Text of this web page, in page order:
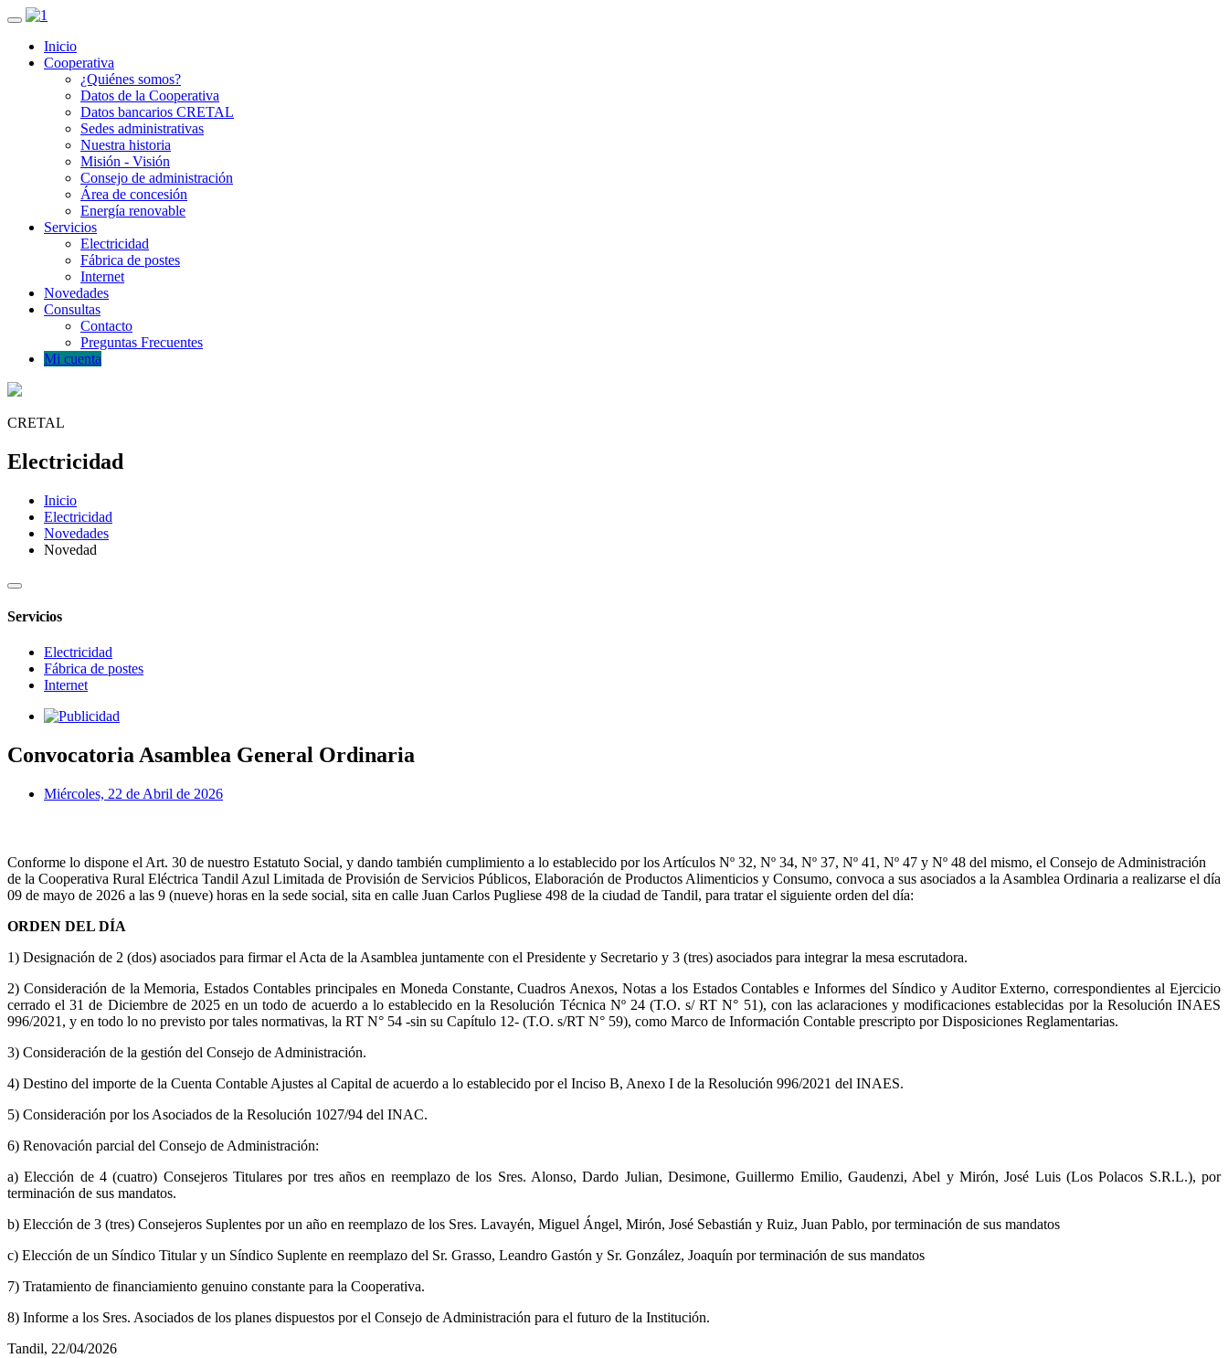
Inicio
Cooperativa
¿Quiénes somos?
Datos de la Cooperativa
Datos bancarios CRETAL
Sedes administrativas
Nuestra historia
Misión - Visión
Consejo de administración
Área de concesión
Energía renovable
Servicios
Electricidad
Fábrica de postes
Internet
Novedades
Consultas
Contacto
Preguntas Frecuentes
Mi cuenta
CRETAL
Electricidad
Inicio
Electricidad
Novedades
Novedad
Servicios
Electricidad
Fábrica de postes
Internet
Convocatoria Asamblea General Ordinaria
Miércoles, 22 de Abril de 2026
Conforme lo dispone el Art. 30 de nuestro Estatuto Social, y dando también cumplimiento a lo establecido por los Artículos Nº 32, Nº 34, Nº 37, Nº 41, Nº 47 y Nº 48 del mismo, el Consejo de Administración
de la Cooperativa Rural Eléctrica Tandil Azul Limitada de Provisión de Servicios Públicos, Elaboración de Productos Alimenticios y Consumo, convoca a sus asociados a la Asamblea Ordinaria a realizarse el día
09 de mayo de 2026 a las 9 (nueve) horas en la sede social, sita en calle Juan Carlos Pugliese 498 de la ciudad de Tandil, para tratar el siguiente orden del día:
ORDEN DEL DÍA
1) Designación de 2 (dos) asociados para firmar el Acta de la Asamblea juntamente con el Presidente y Secretario y 3 (tres) asociados para integrar la mesa escrutadora.
2) Consideración de la Memoria, Estados Contables principales en Moneda Constante, Cuadros Anexos, Notas a los Estados Contables e Informes del Síndico y Auditor Externo, correspondientes al Ejercicio
cerrado el 31 de Diciembre de 2025 en un todo de acuerdo a lo establecido en la Resolución Técnica Nº 24 (T.O. s/ RT N° 51), con las aclaraciones y modificaciones establecidas por la Resolución INAES
996/2021, y en todo lo no previsto por tales normativas, la RT N° 54 -sin su Capítulo 12- (T.O. s/RT N° 59), como Marco de Información Contable prescripto por Disposiciones Reglamentarias.
3) Consideración de la gestión del Consejo de Administración.
4) Destino del importe de la Cuenta Contable Ajustes al Capital de acuerdo a lo establecido por el Inciso B, Anexo I de la Resolución 996/2021 del INAES.
5) Consideración por los Asociados de la Resolución 1027/94 del INAC.
6) Renovación parcial del Consejo de Administración:
a) Elección de 4 (cuatro) Consejeros Titulares por tres años en reemplazo de los Sres. Alonso, Dardo Julian, Desimone, Guillermo Emilio, Gaudenzi, Abel y Mirón, José Luis (Los Polacos S.R.L.), por
terminación de sus mandatos.
b) Elección de 3 (tres) Consejeros Suplentes por un año en reemplazo de los Sres. Lavayén, Miguel Ángel, Mirón, José Sebastián y Ruiz, Juan Pablo, por terminación de sus mandatos
c) Elección de un Síndico Titular y un Síndico Suplente en reemplazo del Sr. Grasso, Leandro Gastón y Sr. González, Joaquín por terminación de sus mandatos
7) Tratamiento de financiamiento genuino constante para la Cooperativa.
8) Informe a los Sres. Asociados de los planes dispuestos por el Consejo de Administración para el futuro de la Institución.
Tandil, 22/04/2026